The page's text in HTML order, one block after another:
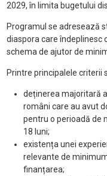
2029, în limita bugetului
Programul se adresează
diaspora care îndeplinesc
schema de ajutor de
Printre principalele criterii
deținerea majoritară
români care au avut
pentru o perioadă de
18 luni;
existența unei
relevante de
finanțarea;